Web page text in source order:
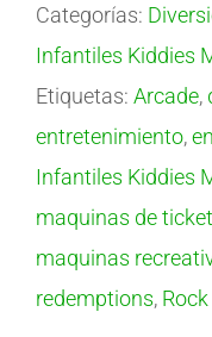
Categorías:
Infantiles Kiddies
Etiquetas: Arcade,
entretenimiento,
Infantiles Kiddies
maquinas de
maquinas
redemptions,